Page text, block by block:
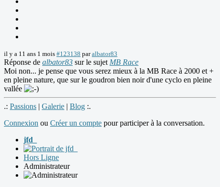
il y a 11 ans 1 mois #123138 paralbator83
Réponse de albator83 sur le sujet MB Race
Moi non... je pense que vous serez mieux à la MB Race à 2000 et +
en pleine nature, que sur le goudron bien noir d'une cyclo en pleine
vallée
.: Passions | Galerie | Blog :.
Connexion ou Créer un compte pour participer à la conversation.
jfd_
Hors Ligne
Administrateur